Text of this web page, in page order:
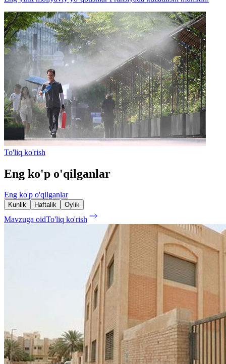
To'liq ko'rish
Eng ko'p o'qilganlar
Eng ko'p o'qilganlar
Kunlik Haftalik Oylik
Mavzuga oidTo'liq ko'rish